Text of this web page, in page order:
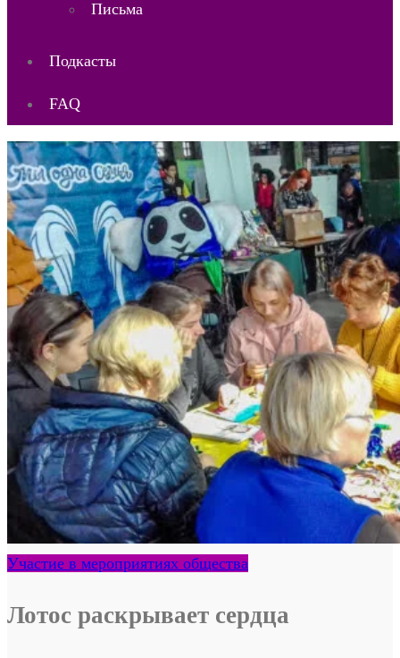
Письма
Подкасты
FAQ
Участие в мероприятиях общества
Лотос раскрывает сердца